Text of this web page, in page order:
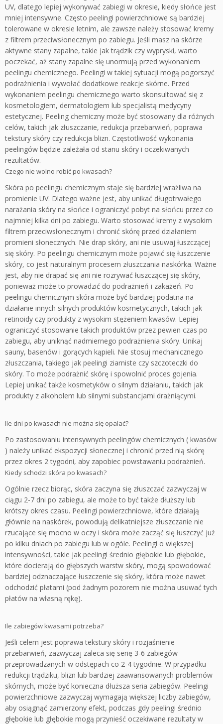
UV, dlatego lepiej wykonywać zabiegi w okresie, kiedy słońce jest
mniej intensywne. Często peelingi powierzchniowe są bardziej
tolerowane w okresie letnim, ale zawsze należy stosować kremy
z filtrem przeciwsłonecznym po zabiegu. Jeśli masz na skórze
aktywne stany zapalne, takie jak trądzik czy wypryski, warto
poczekać, aż stany zapalne się unormują przed wykonaniem
peelingu chemicznego. Peelingi w takiej sytuacji mogą pogorszyć
podrażnienia i wywołać dodatkowe reakcje skórne. Przed
wykonaniem peelingu chemicznego warto skonsultować się z
kosmetologiem, dermatologiem lub specjalistą medycyny
estetycznej. Peeling chemiczny może być stosowany dla różnych
celów, takich jak złuszczanie, redukcja przebarwień, poprawa
tekstury skóry czy redukcja blizn. Częstotliwość wykonania
peelingów będzie zależała od stanu skóry i oczekiwanych
rezultatów.
Czego nie wolno robić po kwasach?
Skóra po peelingu chemicznym staje się bardziej wrażliwa na
promienie UV. Dlatego ważne jest, aby unikać długotrwałego
narażania skóry na słońce i ograniczyć pobyt na słońcu przez co
najmniej kilka dni po zabiegu. Warto stosować kremy z wysokim
filtrem przeciwsłonecznym i chronić skórę przed działaniem
promieni słonecznych. Nie drap skóry, ani nie usuwaj łuszczącej
się skóry. Po peelingu chemicznym może pojawić się łuszczenie
skóry, co jest naturalnym procesem złuszczania naskórka. Ważne
jest, aby nie drapać się ani nie rozrywać łuszczącej się skóry,
ponieważ może to prowadzić do podrażnień i zakażeń. Po
peelingu chemicznym skóra może być bardziej podatna na
działanie innych silnych produktów kosmetycznych, takich jak
retinoidy czy produkty z wysokim stężeniem kwasów. Lepiej
ograniczyć stosowanie takich produktów przez pewien czas po
zabiegu, aby uniknąć nadmiernego podrażnienia skóry. Unikaj
sauny, basenów i gorących kąpieli. Nie stosuj mechanicznego
złuszczania, takiego jak peelingi ziarniste czy szczoteczki do
skóry. To może podrażnić skórę i spowolnić proces gojenia.
Lepiej unikać także kosmetyków o silnym działaniu, takich jak
produkty z alkoholem lub silnymi substancjami drażniącymi.
Ile dni po kwasach nie można się opalać?
Po zastosowaniu intensywnych peelingów chemicznych ( kwasów
) należy unikać ekspozycji słonecznej i chronić przed nią skórę
przez okres 2 tygodni, aby zapobiec powstawaniu podrażnień.
Kiedy schodzi skóra po kwasach?
Ogólnie rzecz biorąc, skóra zaczyna się złuszczać zazwyczaj w
ciągu 2-7 dni po zabiegu, ale może to być także dłuższy lub
krótszy okres czasu. Peelingi powierzchniowe, które działają
głównie na naskórek, powodują delikatniejsze złuszczanie nie
rzucające się mocno w oczy i skóra może zacząć się łuszczyć już
po kilku dniach po zabiegu lub w ogóle. Peelingi o większej
intensywności, takie jak peelingi średnio głębokie lub głębokie,
które docierają do głębszych warstw skóry, mogą spowodować
bardziej odznaczające łuszczenie się skóry, która może nawet
odchodzić płatami (pod żadnym pozorem nie można usuwać tych
płatów na własną rękę).
Ile zabiegów kwasami potrzeba?
Jeśli celem jest poprawa tekstury skóry i rozjaśnienie
przebarwień, zazwyczaj zaleca się serię 3-6 zabiegów
przeprowadzanych w odstępach co 2-4 tygodnie. W przypadku
redukcji trądziku, blizn lub bardziej zaawansowanych problemów
skórnych, może być konieczna dłuższa seria zabiegów. Peelingi
powierzchniowe zazwyczaj wymagają większej liczby zabiegów,
aby osiągnąć zamierzony efekt, podczas gdy peelingi średnio
głębokie lub głębokie mogą przynieść oczekiwane rezultaty w